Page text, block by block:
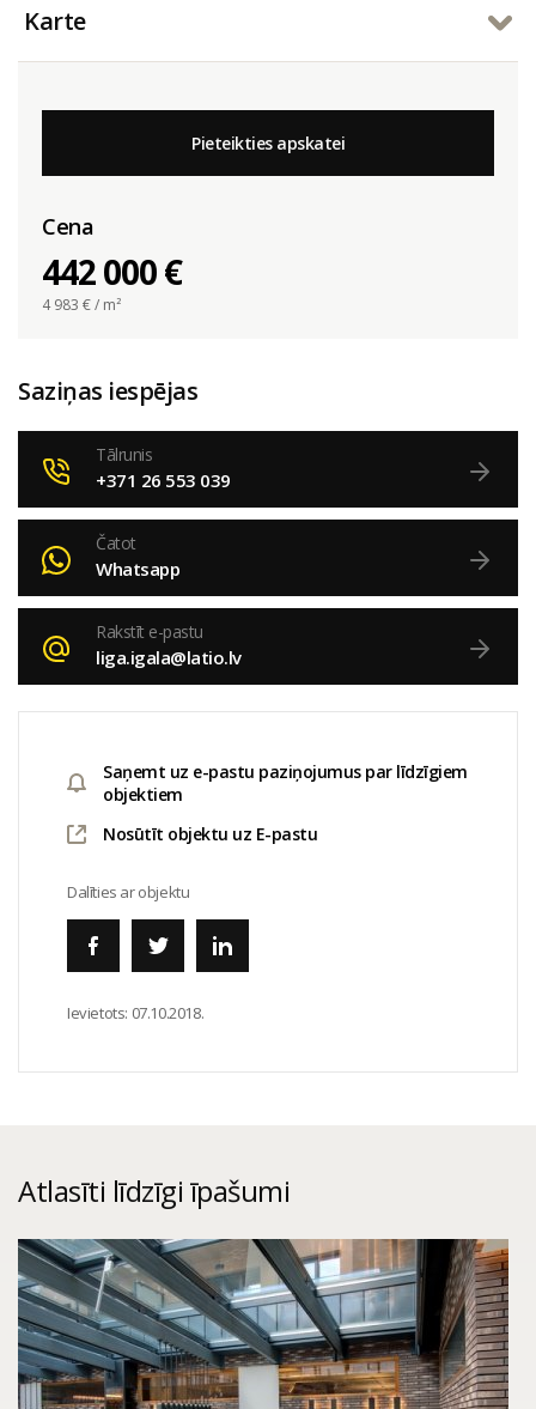
Karte
Pieteikties apskatei
Cena
442 000 €
4 983 € / m²
Saziņas iespējas
Tālrunis
+371 26 553 039
Čatot
Whatsapp
Rakstīt e-pastu
liga.igala@latio.lv
Saņemt uz e-pastu paziņojumus par līdzīgiem
objektiem
Nosūtīt objektu uz E-pastu
Dalīties ar objektu
Ievietots: 07.10.2018.
Atlasīti līdzīgi īpašumi